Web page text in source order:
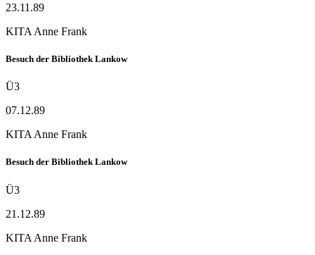
23.11.89
KITA Anne Frank
Besuch der Bibliothek Lankow
Ü3
07.12.89
KITA Anne Frank
Besuch der Bibliothek Lankow
Ü3
21.12.89
KITA Anne Frank